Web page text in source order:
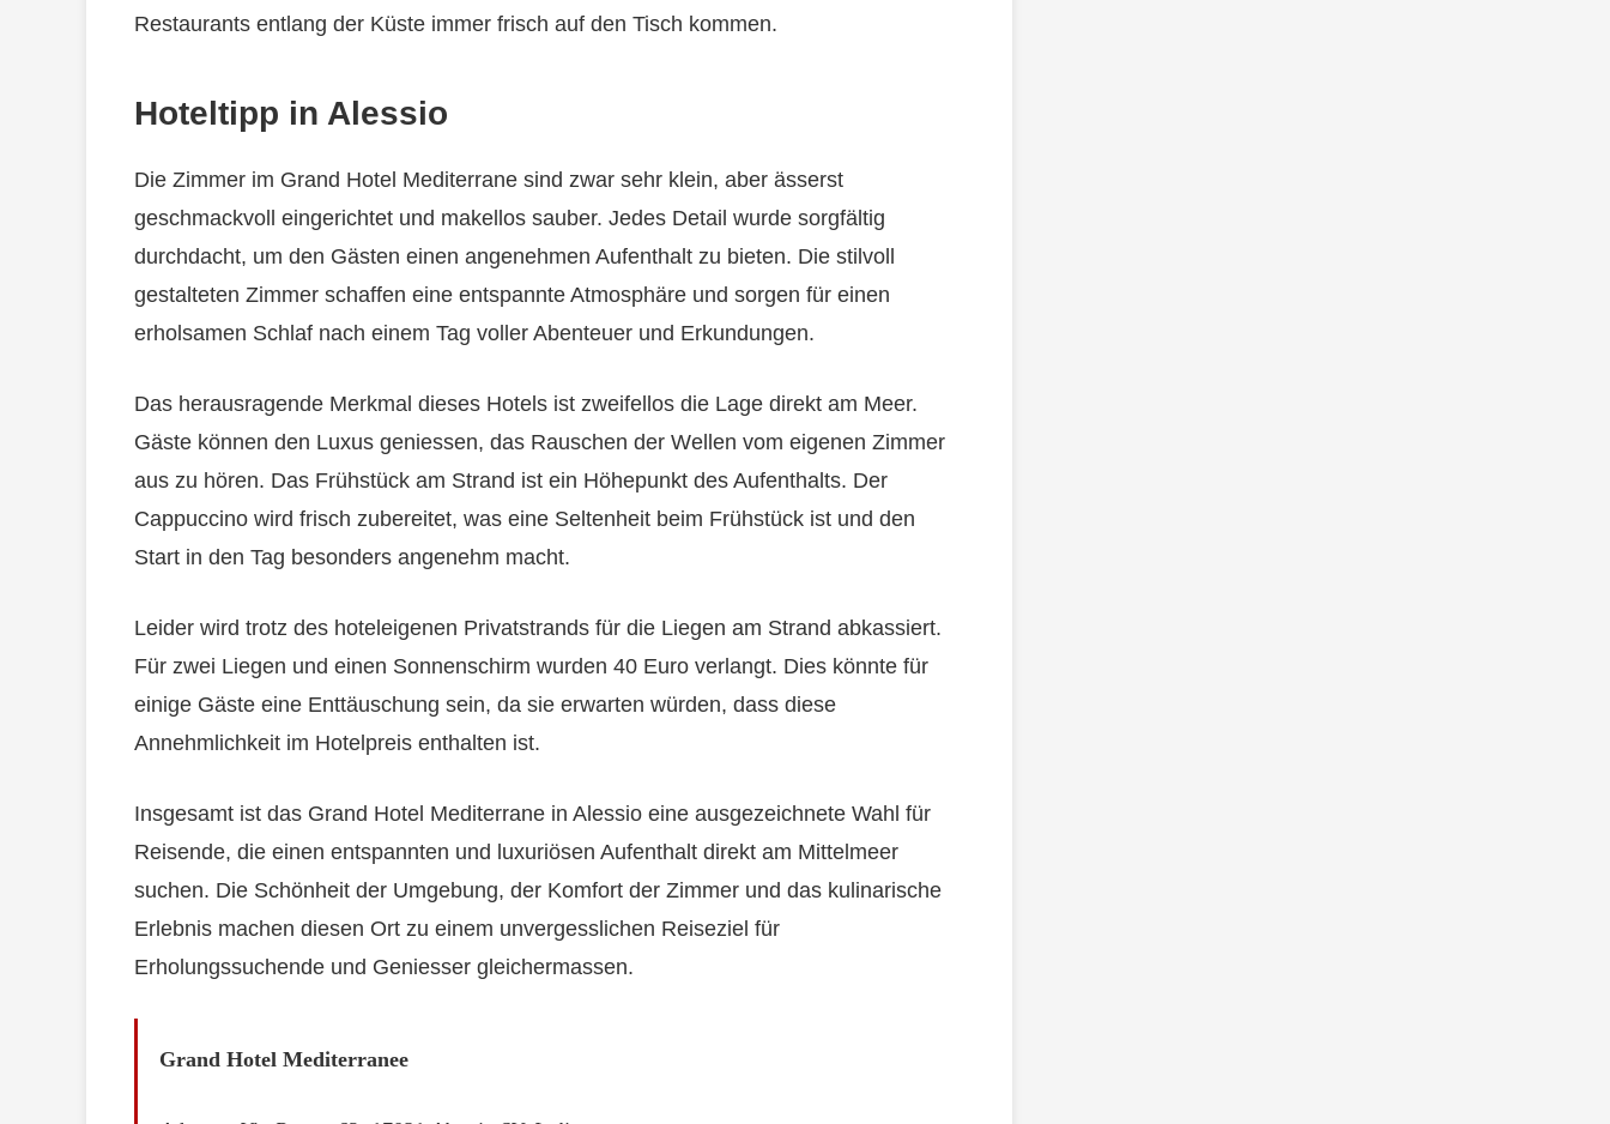
Restaurants entlang der Küste immer frisch auf den Tisch kommen.
Hoteltipp in Alessio
Die Zimmer im Grand Hotel Mediterrane sind zwar sehr klein, aber ässerst
geschmackvoll eingerichtet und makellos sauber. Jedes Detail wurde sorgfältig
durchdacht, um den Gästen einen angenehmen Aufenthalt zu bieten. Die stilvoll
gestalteten Zimmer schaffen eine entspannte Atmosphäre und sorgen für einen
erholsamen Schlaf nach einem Tag voller Abenteuer und Erkundungen.
Das herausragende Merkmal dieses Hotels ist zweifellos die Lage direkt am Meer.
Gäste können den Luxus geniessen, das Rauschen der Wellen vom eigenen Zimmer
aus zu hören. Das Frühstück am Strand ist ein Höhepunkt des Aufenthalts. Der
Cappuccino wird frisch zubereitet, was eine Seltenheit beim Frühstück ist und den
Start in den Tag besonders angenehm macht.
Leider wird trotz des hoteleigenen Privatstrands für die Liegen am Strand abkassiert.
Für zwei Liegen und einen Sonnenschirm wurden 40 Euro verlangt. Dies könnte für
einige Gäste eine Enttäuschung sein, da sie erwarten würden, dass diese
Annehmlichkeit im Hotelpreis enthalten ist.
Insgesamt ist das Grand Hotel Mediterrane in Alessio eine ausgezeichnete Wahl für
Reisende, die einen entspannten und luxuriösen Aufenthalt direkt am Mittelmeer
suchen. Die Schönheit der Umgebung, der Komfort der Zimmer und das kulinarische
Erlebnis machen diesen Ort zu einem unvergesslichen Reiseziel für
Erholungssuchende und Geniesser gleichermassen.
Grand Hotel Mediterranee